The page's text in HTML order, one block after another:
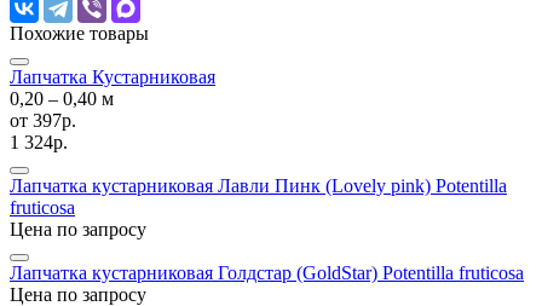
Похожие товары
Лапчатка Кустарниковая
0,20 ‒ 0,40 м
от 397р.
1 324р.
Лапчатка кустарниковая Лавли Пинк (Lovely pink) Potentilla
fruticosa
Цена по запросу
Лапчатка кустарниковая Голдстар (GoldStar) Potentilla fruticosa
Цена по запросу